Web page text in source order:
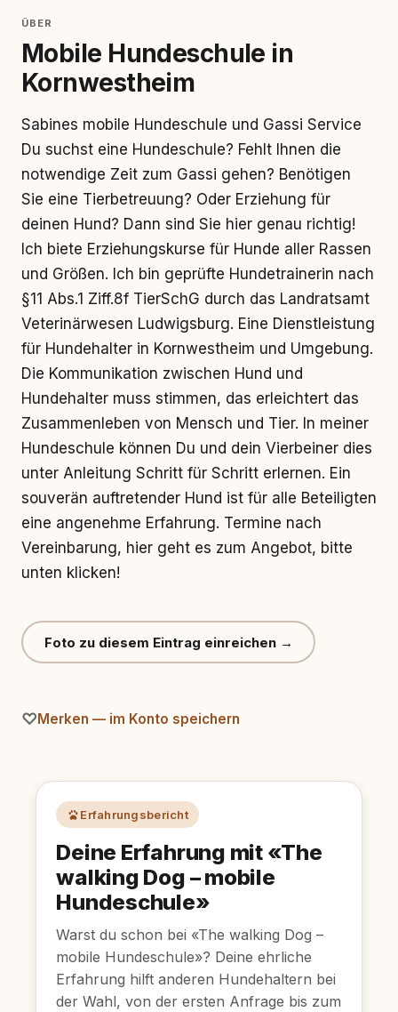
ÜBER
Mobile Hundeschule in
Kornwestheim
Sabines mobile Hundeschule und Gassi Service
Du suchst eine Hundeschule? Fehlt Ihnen die
notwendige Zeit zum Gassi gehen? Benötigen
Sie eine Tierbetreuung? Oder Erziehung für
deinen Hund? Dann sind Sie hier genau richtig!
Ich biete Erziehungskurse für Hunde aller Rassen
und Größen. Ich bin geprüfte Hundetrainerin nach
§11 Abs.1 Ziff.8f TierSchG durch das Landratsamt
Veterinärwesen Ludwigsburg. Eine Dienstleistung
für Hundehalter in Kornwestheim und Umgebung.
Die Kommunikation zwischen Hund und
Hundehalter muss stimmen, das erleichtert das
Zusammenleben von Mensch und Tier. In meiner
Hundeschule können Du und dein Vierbeiner dies
unter Anleitung Schritt für Schritt erlernen. Ein
souverän auftretender Hund ist für alle Beteiligten
eine angenehme Erfahrung. Termine nach
Vereinbarung, hier geht es zum Angebot, bitte
unten klicken!
Foto zu diesem Eintrag einreichen →
Merken — im Konto speichern
Erfahrungsbericht
Deine Erfahrung mit «The
walking Dog – mobile
Hundeschule»
Warst du schon bei «The walking Dog –
mobile Hundeschule»? Deine ehrliche
Erfahrung hilft anderen Hundehaltern bei
der Wahl, von der ersten Anfrage bis zum